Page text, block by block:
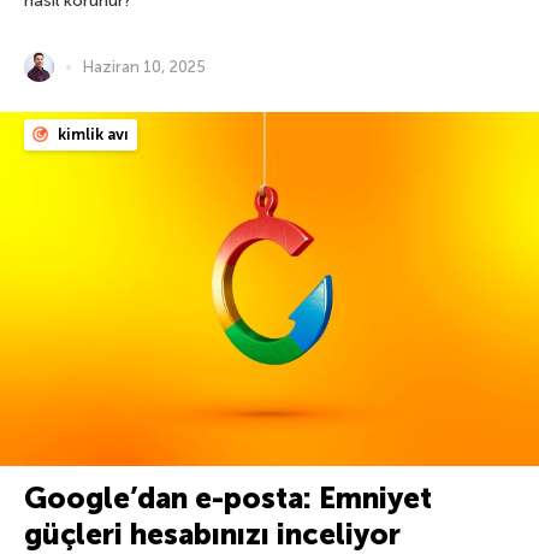
Haziran 10, 2025
kimlik avı
Google’dan e-posta: Emniyet
güçleri hesabınızı inceliyor